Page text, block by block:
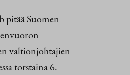
pitää Suomen
valtionjohtajien
torstaina 6.